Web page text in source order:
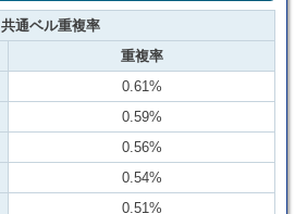
共通ベル重複率
重複率
0.61%
0.59%
0.56%
0.54%
0.51%